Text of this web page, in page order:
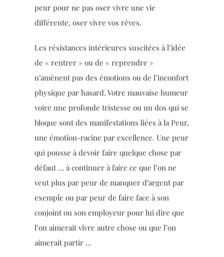
peur pour ne pas oser vivre une vie
différente, oser vivre vos rêves.
Les résistances intérieures suscitées à l’idée
de « rentrer » ou de « reprendre »
n’amènent pas des émotions ou de l’inconfort
physique par hasard. Votre mauvaise humeur
voire une profonde tristesse ou un dos qui se
bloque sont des manifestations liées à la Peur,
une émotion-racine par excellence. Une peur
qui pousse à devoir faire quelque chose par
défaut … à continuer à faire ce que l’on ne
veut plus par peur de manquer d’argent par
exemple ou par peur de faire face à son
conjoint ou son employeur pour lui dire que
l’on aimerait vivre autre chose ou que l’on
aimerait partir …